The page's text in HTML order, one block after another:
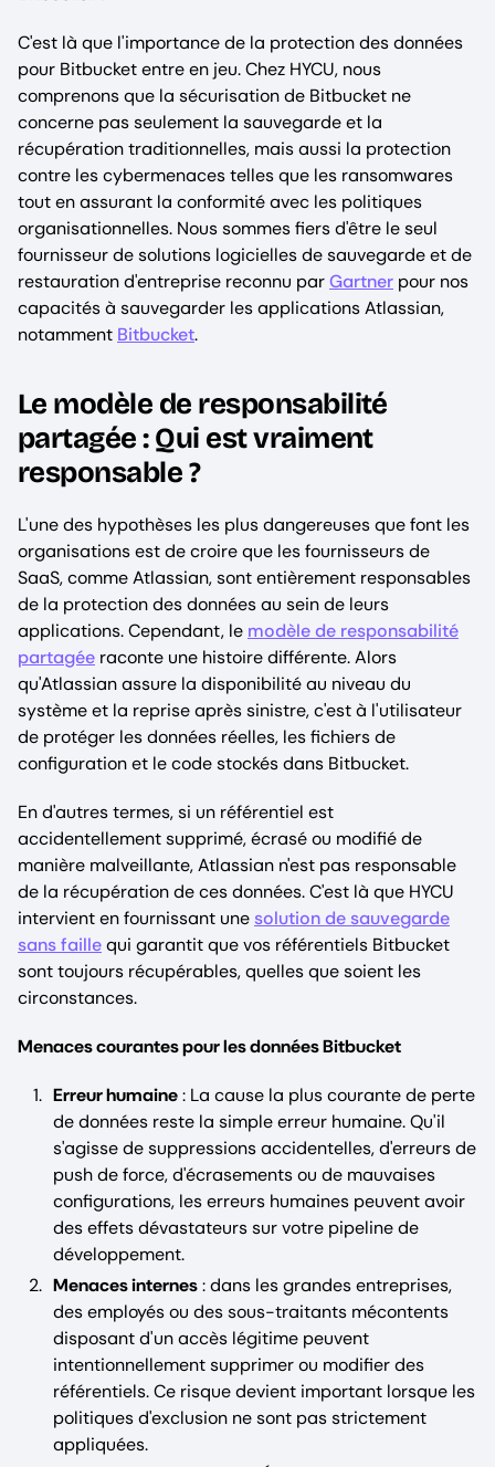
C'est là que l'importance de la protection des données
pour Bitbucket entre en jeu. Chez HYCU, nous
comprenons que la sécurisation de Bitbucket ne
concerne pas seulement la sauvegarde et la
récupération traditionnelles, mais aussi la protection
contre les cybermenaces telles que les ransomwares
tout en assurant la conformité avec les politiques
organisationnelles. Nous sommes fiers d'être le seul
fournisseur de solutions logicielles de sauvegarde et de
restauration d'entreprise reconnu parGartner pour nos
capacités à sauvegarder les applications Atlassian,
notamment Bitbucket.
Le modèle de responsabilité
partagée : Qui est vraiment
responsable ?
L'une des hypothèses les plus dangereuses que font les
organisations est de croire que les fournisseurs de
SaaS, comme Atlassian, sont entièrement responsables
de la protection des données au sein de leurs
applications. Cependant, le modèle de responsabilité
partagée raconte une histoire différente. Alors
qu'Atlassian assure la disponibilité au niveau du
système et la reprise après sinistre, c'est à l'utilisateur
de protéger les données réelles, les fichiers de
configuration et le code stockés dans Bitbucket.
En d'autres termes, si un référentiel est
accidentellement supprimé, écrasé ou modifié de
manière malveillante, Atlassian n'est pas responsable
de la récupération de ces données. C'est là que HYCU
intervient en fournissant une solution de sauvegarde
sans faillequi garantit que vos référentiels Bitbucket
sont toujours récupérables, quelles que soient les
circonstances.
Menaces courantes pour les données Bitbucket
Erreur humaine: La cause la plus courante de perte
de données reste la simple erreur humaine. Qu'il
s'agisse de suppressions accidentelles, d'erreurs de
push de force, d'écrasements ou de mauvaises
configurations, les erreurs humaines peuvent avoir
des effets dévastateurs sur votre pipeline de
développement.
Menaces internes: dans les grandes entreprises,
des employés ou des sous-traitants mécontents
disposant d'un accès légitime peuvent
intentionnellement supprimer ou modifier des
référentiels. Ce risque devient important lorsque les
politiques d'exclusion ne sont pas strictement
appliquées.